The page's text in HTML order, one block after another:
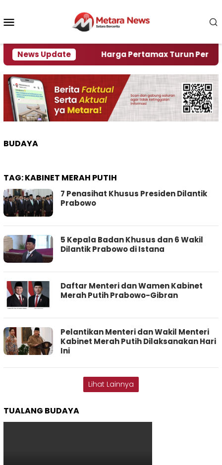
konten
News Update
Krisi Air Harga Pertamax Turun Per Hari
BUDAYA
TAG:KABINET MERAH PUTIH
7 Penasihat Khusus Presiden Dilantik
Prabowo
5 Kepala Badan Khusus dan 6 Wakil
Dilantik Prabowo di Istana
Daftar Menteri dan Wamen Kabinet
Merah Putih Prabowo-Gibran
Pelantikan Menteri dan Wakil Menteri
Kabinet Merah Putih Dilaksanakan Hari
Ini
Lihat Lainnya
TUALANG BUDAYA